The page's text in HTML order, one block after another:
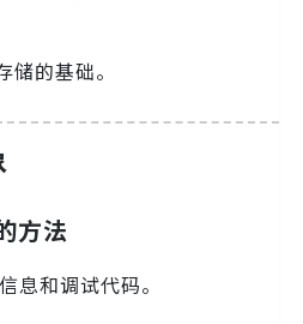
的基础。
方法
息和调试代码。